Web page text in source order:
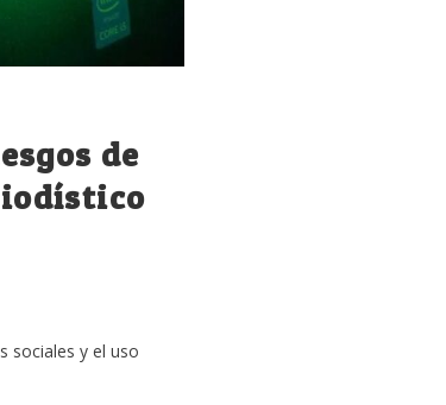
de
sociales y el uso